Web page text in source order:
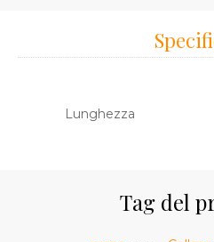
Lunghezza
Tag del